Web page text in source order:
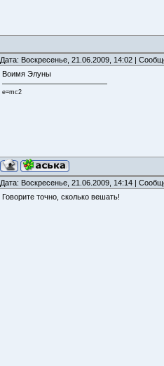
Дата: Воскресенье, 21.06.2009, 14:02 |
Воимя Элуны
e=mc2
Дата: Воскресенье, 21.06.2009, 14:14 |
Говорите точно, сколько вешать!